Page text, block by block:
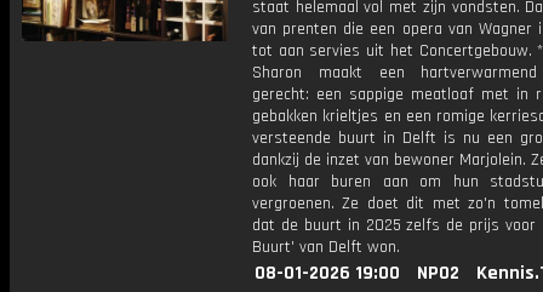
staat helemaal vol met zijn vondsten.
van prenten die een opera van Wagner
tot aan servies uit het Concertgebouw.
Sharon maakt een
gerecht: een sappige meatloaf met in
gebakken krieltjes en een romige
versteende buurt in Delft is nu een
dankzij de inzet van bewoner Marjolein.
ook haar buren aan om hun
vergroenen. Ze doet dit met zo'n
dat de buurt in 2025 zelfs de prijs voor
Buurt' van Delft won.
08-01-2026 19:00 NPO2